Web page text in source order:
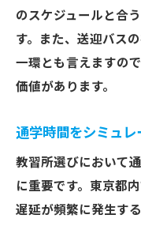
のスケジュールと合
す。また、送迎バス
一環とも言えますの
価値があります。
通学時間をシミュレ
教習所選びにおいて
に重要です。東京都
遅延が頻繁に発生す